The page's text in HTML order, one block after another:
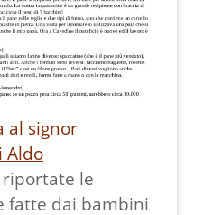
al signor
Aldo
riportate le
fatte dai bambini